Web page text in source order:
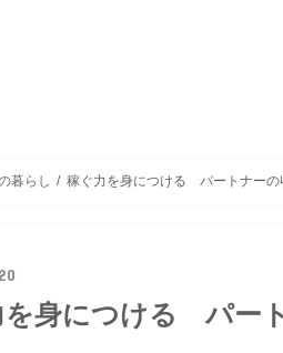
暮らし 稼ぐ力を身につける パートナー
を身につける パー